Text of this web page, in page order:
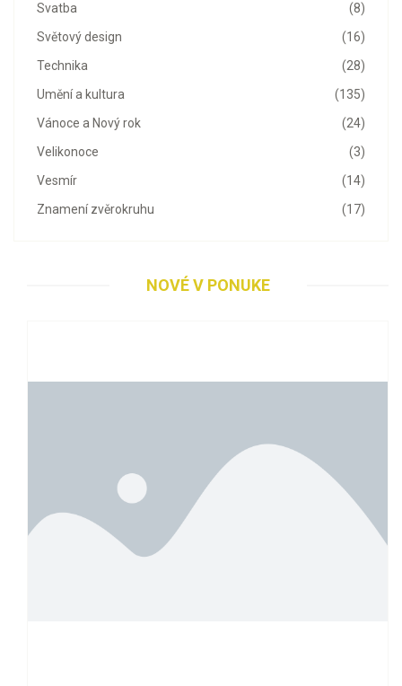
(8)
Svatba
(16)
Světový design
(28)
Technika
(135)
Umění a kultura
(24)
Vánoce a Nový rok
(3)
Velikonoce
(14)
Vesmír
(17)
Znamení zvěrokruhu
NOVÉ V PONUKE